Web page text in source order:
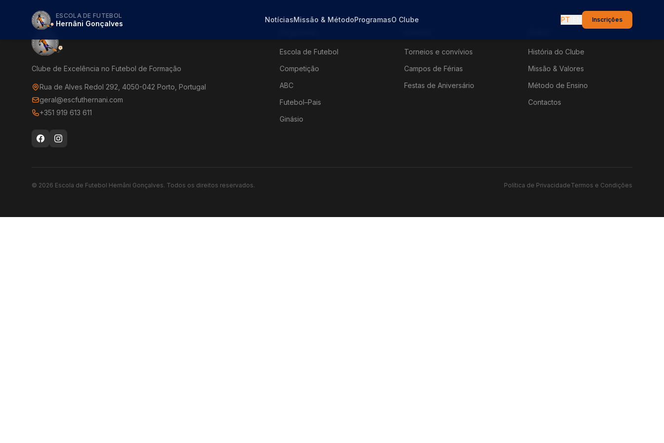
ESCOLA DE FUTEBOL
Hernâni Gonçalves NotíciasMissão & MétodoProgramasO Clube PT Inscrições
Clube de Excelência no Futebol de Formação
Rua de Alves Redol 292, 4050-042 Porto, Portugal
geral@escfuthernani.com
+351 919 613 611
Escola de Futebol
Competição
ABC
Futebol–Pais
Ginásio
Torneios e convívios
Campos de Férias
Festas de Aniversário
História do Clube
Missão & Valores
Método de Ensino
Contactos
© 2026 Escola de Futebol Hernâni Gonçalves. Todos os direitos reservados. Política de PrivacidadeTermos e Condições